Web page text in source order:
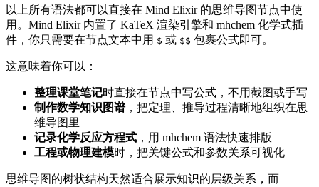
以上所有语法都可以直接在 Mind Elixir 的思维导图节点中使
用。Mind Elixir 内置了 KaTeX 渲染引擎和 mhchem 化学式插
件，你只需要在节点文本中用 $ 或 $$ 包裹公式即可。
这意味着你可以：
整理课堂笔记时直接在节点中写公式，不用截图或手写
制作数学知识图谱，把定理、推导过程清晰地组织在思
维导图里
记录化学反应方程式 ，用 mhchem 语法快速排版
工程或物理建模时，把关键公式和参数关系可视化
思维导图的树状结构天然适合展示知识的层级关系，而